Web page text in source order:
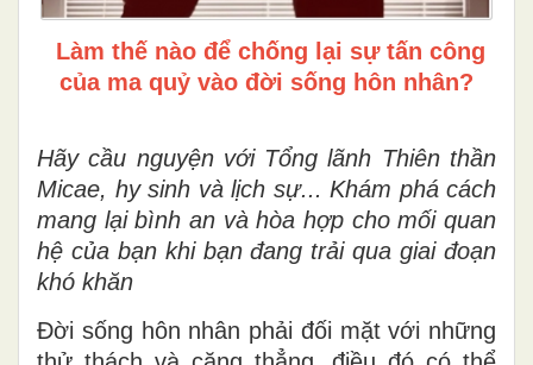
Làm thế nào để chống lại sự tấn công
của ma quỷ vào đời sống hôn nhân?
Hãy cầu nguyện với Tổng lãnh Thiên thần
Micae, hy sinh và lịch sự... Khám phá cách
mang lại bình an và hòa hợp cho mối quan
hệ của bạn khi bạn đang trải qua giai đoạn
khó khăn
Đời sống hôn nhân phải đối mặt với những